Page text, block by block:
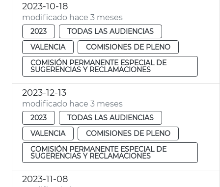
2023-10-18
modificado hace 3 meses
2023
TODAS LAS AUDIENCIAS
VALENCIA
COMISIONES DE PLENO
COMISIÓN PERMANENTE ESPECIAL DE
SUGERENCIAS Y RECLAMACIONES
2023-12-13
modificado hace 3 meses
2023
TODAS LAS AUDIENCIAS
VALENCIA
COMISIONES DE PLENO
COMISIÓN PERMANENTE ESPECIAL DE
SUGERENCIAS Y RECLAMACIONES
2023-11-08